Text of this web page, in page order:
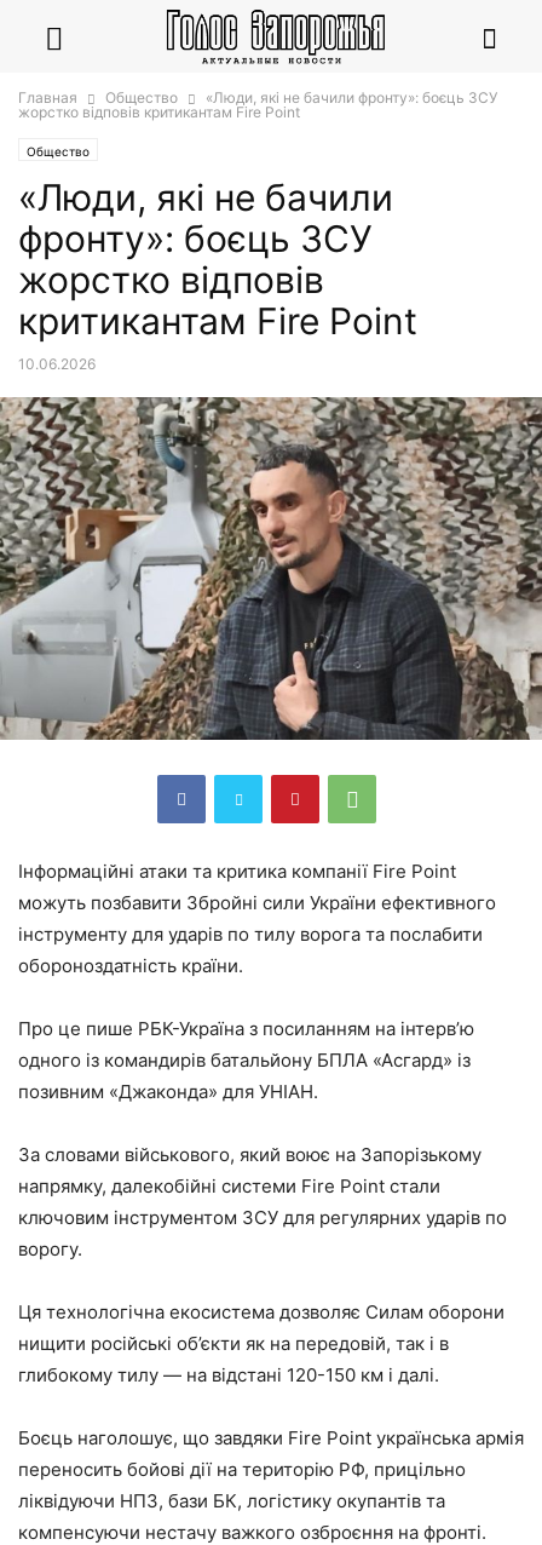
Главная Общество
«Люди, які не бачили фронту»: боєць ЗСУ
жорстко відповів критикантам Fire Point
Общество
«Люди, які не бачили
фронту»: боєць ЗСУ
жорстко відповів
критикантам Fire Point
10.06.2026
Інформаційні атаки та критика компанії Fire Point
можуть позбавити Збройні сили України ефективного
інструменту для ударів по тилу ворога та послабити
обороноздатність країни.
Про це пише РБК-Україна з посиланням на інтерв’ю
одного із командирів батальйону БПЛА «Асгард» із
позивним «Джаконда» для УНІАН.
За словами військового, який воює на Запорізькому
напрямку, далекобійні системи Fire Point стали
ключовим інструментом ЗСУ для регулярних ударів по
ворогу.
Ця технологічна екосистема дозволяє Силам оборони
нищити російські об’єкти як на передовій, так і в
глибокому тилу — на відстані 120-150 км і далі.
Боєць наголошує, що завдяки Fire Point українська армія
переносить бойові дії на територію РФ, прицільно
ліквідуючи НПЗ, бази БК, логістику окупантів та
компенсуючи нестачу важкого озброєння на фронті.